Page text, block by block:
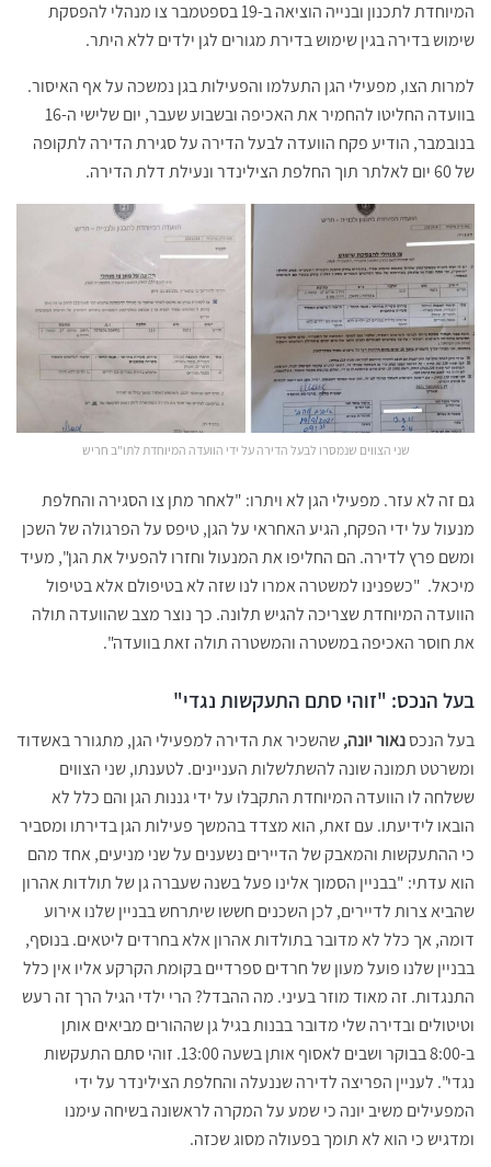
המיוחדת לתכנון ובנייה הוציאה ב-19 בספטמבר צו מנהלי להפסקת
שימוש בדירה בגין שימוש בדירת מגורים לגן ילדים ללא היתר.
למרות הצו, מפעילי הגן התעלמו והפעילות בגן נמשכה על אף האיסור.
בוועדה החליטו להחמיר את האכיפה ובשבוע שעבר, יום שלישי ה-16
בנובמבר, הודיע פקח הוועדה לבעל הדירה על סגירת הדירה לתקופה
של 60 יום לאלתר תוך החלפת הצילינדר ונעילת דלת הדירה.
שני הצווים שנמסרו לבעל הדירה על ידי הוועדה המיוחדת לתו"ב חריש
גם זה לא עזר. מפעילי הגן לא ויתרו: "לאחר מתן צו הסגירה והחלפת
מנעול על ידי הפקח, הגיע האחראי על הגן, טיפס על הפרגולה של השכן
ומשם פרץ לדירה. הם החליפו את המנעול וחזרו להפעיל את הגן", מעיד
מיכאל. "כשפנינו למשטרה אמרו לנו שזה לא בטיפולם אלא בטיפול
הוועדה המיוחדת שצריכה להגיש תלונה. כך נוצר מצב שהוועדה תולה
את חוסר האכיפה במשטרה והמשטרה תולה זאת בוועדה".
בעל הנכס: "זוהי סתם התעקשות נגדי"
בעל הנכסנאור יונה,שהשכיר את הדירה למפעילי הגן, מתגורר באשדוד
ומשרטט תמונה שונה להשתלשלות העניינים. לטענתו, שני הצווים
ששלחה לו הוועדה המיוחדת התקבלו על ידי גננות הגן והם כלל לא
הובאו לידיעתו. עם זאת, הוא מצדד בהמשך פעילות הגן בדירתו ומסביר
כי ההתעקשות והמאבק של הדיירים נשענים על שני מניעים, אחד מהם
הוא עדתי: "בבניין הסמוך אלינו פעל בשנה שעברה גן של תולדות אהרון
שהביא צרות לדיירים, לכן השכנים חששו שיתרחש בבניין שלנו אירוע
דומה, אך כלל לא מדובר בתולדות אהרון אלא בחרדים ליטאים. בנוסף,
בבניין שלנו פועל מעון של חרדים ספרדיים בקומת הקרקע אליו אין כלל
התנגדות. זה מאוד מוזר בעיני. מה ההבדל? הרי ילדי הגיל הרך זה רעש
וטיטולים ובדירה שלי מדובר בבנות בגיל גן שההורים מביאים אותן
ב-8:00 בבוקר ושבים לאסוף אותן בשעה 13:00. זוהי סתם התעקשות
נגדי". לעניין הפריצה לדירה שננעלה והחלפת הצילינדר על ידי
המפעילים משיב יונה כי שמע על המקרה לראשונה בשיחה עימנו
ומדגיש כי הוא לא תומך בפעולה מסוג שכזה.